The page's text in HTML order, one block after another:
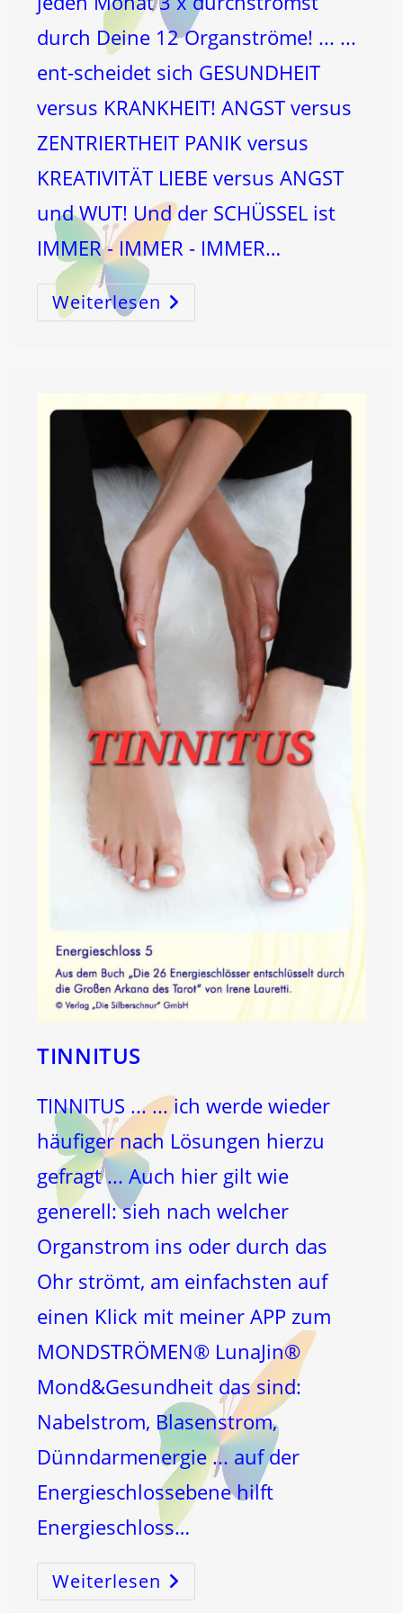
durch Deine 12 Organströme! ... ...
ent-scheidet sich GESUNDHEIT
versus KRANKHEIT! ANGST versus
ZENTRIERTHEIT PANIK versus
KREATIVITÄT LIEBE versus ANGST
und WUT! Und der SCHÜSSEL ist
IMMER - IMMER - IMMER…
Weiterlesen Der
WECHSEL
Ent-
TINNITUS
TINNITUS ... ... ich werde wieder
häufiger nach Lösungen hierzu
gefragt ... Auch hier gilt wie
generell: sieh nach welcher
Organstrom ins oder durch das
Ohr strömt, am einfachsten auf
einen Klick mit meiner APP zum
MONDSTRÖMEN® LunaJin®
Mond&Gesundheit das sind:
Nabelstrom, Blasenstrom,
Dünndarmenergie ... auf der
Energieschlossebene hilft
Energieschloss…
Weiterlesen TINNITUS